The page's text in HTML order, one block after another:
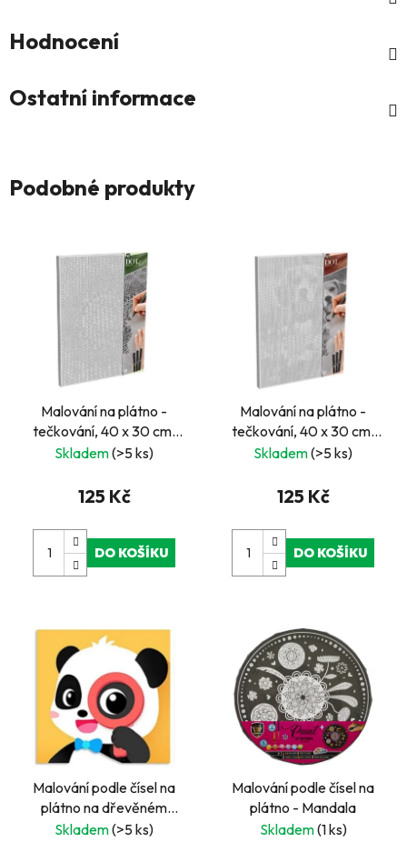
Hodnocení
Ostatní informace
Podobné produkty
Malování na plátno -
tečkování, 40 x 30 cm,
mandala DOT PAINTING
Skladem(>5 ks)
125 Kč
DO KOŠÍKU
Malování na plátno -
tečkování, 40 x 30 cm,
pes DOT PAINTING
Skladem(>5 ks)
125 Kč
DO KOŠÍKU
Malování podle čísel na
plátno na dřevěném
rámu 20x20cm -Panda
Skladem(>5 ks)
Malování podle čísel na
plátno - Mandala
Skladem(1 ks)